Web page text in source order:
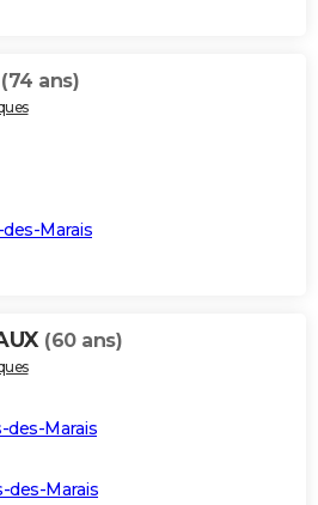
(74 ans)
Marais
(60 ans)
des-Marais
des-Marais